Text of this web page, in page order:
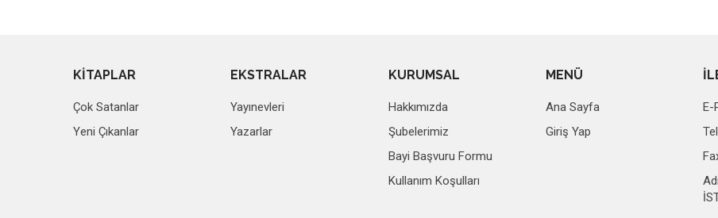
KİTAPLAR
Çok Satanlar
Yeni Çıkanlar
EKSTRALAR
Yayınevleri
Yazarlar
KURUMSAL
Hakkımızda
Şubelerimiz
Bayi Başvuru Formu
Kullanım Koşulları
MENÜ
Ana Sayfa
Giriş Yap
E-